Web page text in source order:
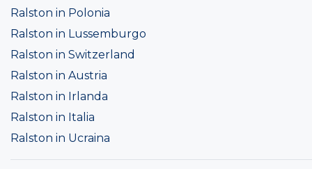
Ralston in Polonia
Ralston in Lussemburgo
Ralston in Switzerland
Ralston in Austria
Ralston in Irlanda
Ralston in Italia
Ralston in Ucraina